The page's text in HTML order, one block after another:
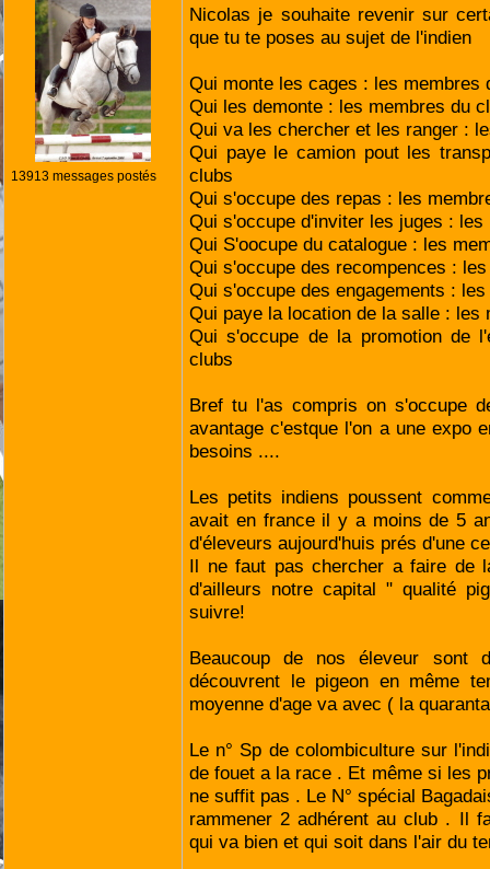
13913 messages postés
Nicolas je souhaite revenir sur
que tu te poses au sujet de l'indien
Qui monte les cages : les membres
Qui les demonte : les membres du
Qui va les chercher et les ranger :
Qui paye le camion pout les
clubs
Qui s'occupe des repas : les
Qui s'occupe d'inviter les juges : les
Qui S'oocupe du catalogue : les
Qui s'occupe des recompences :
Qui s'occupe des engagements :
Qui paye la location de la salle : les
Qui s'occupe de la promotion de
clubs
Bref tu l'as compris on s'occupe
avantage c'estque l'on a une expo
besoins ....
Les petits indiens poussent
avait en france il y a moins de 5
d'éleveurs aujourd'huis prés d'une
Il ne faut pas chercher a faire de
d'ailleurs notre capital " qualité
suivre!
Beaucoup de nos éleveur sont
découvrent le pigeon en même
moyenne d'age va avec ( la
Le n° Sp de colombiculture sur
de fouet a la race . Et même si les
ne suffit pas . Le N° spécial
rammener 2 adhérent au club . Il
qui va bien et qui soit dans l'air du